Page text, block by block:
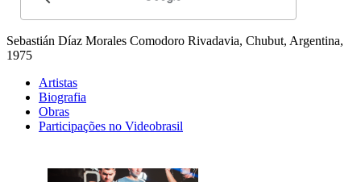
Sebastián Díaz Morales Comodoro Rivadavia, Chubut, Argentina,
1975
Artistas
Biografia
Obras
Participações no Videobrasil